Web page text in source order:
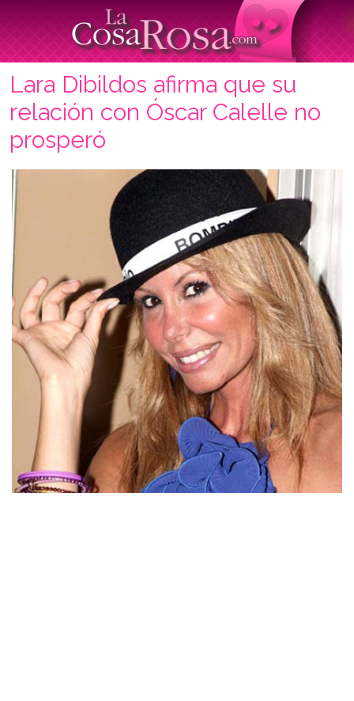
Lara Dibildos afirma que su
relación con Óscar Calelle no
prosperó